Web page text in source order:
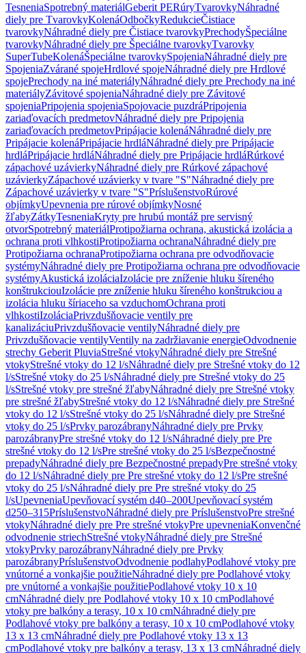
TesneniaSpotrebný materiálGeberit PERúryTvarovkyNáhradné
diely pre TvarovkyKolenáOdbočkyRedukcieČistiace
tvarovkyNáhradné diely pre Čistiace tvarovkyPrechodyŠpeciálne
tvarovkyNáhradné diely pre Špeciálne tvarovkyTvarovky
SuperTubeKolenáŠpeciálne tvarovkySpojeniaNáhradné diely pre
SpojeniaZvárané spojeHrdlové spojeNáhradné diely pre Hrdlové
spojePrechody na iné materiályNáhradné diely pre Prechody na iné
materiályZávitové spojeniaNáhradné diely pre Závitové
spojeniaPripojenia spojeniaSpojovacie puzdráPripojenia
zariaďovacích predmetovNáhradné diely pre Pripojenia
zariaďovacích predmetovPripájacie kolenáNáhradné diely pre
Pripájacie kolenáPripájacie hrdláNáhradné diely pre Pripájacie
hrdláPripájacie hrdláNáhradné diely pre Pripájacie hrdláRúrkové
zápachové uzávierkyNáhradné diely pre Rúrkové zápachové
uzávierkyZápachové uzávierky v tvare "S"Náhradné diely pre
Zápachové uzávierky v tvare "S"PríslušenstvoRúrové
objímkyUpevnenia pre rúrové objímkyNosné
žľabyZátkyTesneniaKryty pre hrubú montáž pre servisný
otvorSpotrebný materiálProtipožiarna ochrana, akustická izolácia a
ochrana proti vlhkostiProtipožiarna ochranaNáhradné diely pre
Protipožiarna ochranaProtipožiarna ochrana pre odvodňovacie
systémyNáhradné diely pre Protipožiarna ochrana pre odvodňovacie
systémyAkustická izoláciaIzolácie pre zníženie hluku šíreného
konštrukciouIzolácie pre zníženie hluku šíreného konštrukciou a
izolácia hluku šíriaceho sa vzduchomOchrana proti
vlhkostiIzoláciaPrivzdušňovacie ventily pre
kanalizáciuPrivzdušňovacie ventilyNáhradné diely pre
Privzdušňovacie ventilyVentily na zadržiavanie energieOdvodnenie
strechy Geberit PluviaStrešné vtokyNáhradné diely pre Strešné
vtokyStrešné vtoky do 12 l/sNáhradné diely pre Strešné vtoky do 12
l/sStrešné vtoky do 25 l/sNáhradné diely pre Strešné vtoky do 25
l/sStrešné vtoky pre strešné žľabyNáhradné diely pre Strešné vtoky
pre strešné žľabyStrešné vtoky do 12 l/sNáhradné diely pre Strešné
vtoky do 12 l/sStrešné vtoky do 25 l/sNáhradné diely pre Strešné
vtoky do 25 l/sPrvky parozábranyNáhradné diely pre Prvky
parozábranyPre strešné vtoky do 12 l/sNáhradné diely pre Pre
strešné vtoky do 12 l/sPre strešné vtoky do 25 l/sBezpečnostné
prepadyNáhradné diely pre Bezpečnostné prepadyPre strešné vtoky
do 12 l/sNáhradné diely pre Pre strešné vtoky do 12 l/sPre strešné
vtoky do 25 l/sNáhradné diely pre Pre strešné vtoky do 25
l/sUpevneniaUpevňovací systém d40–200Upevňovací systém
d250–315PríslušenstvoNáhradné diely pre PríslušenstvoPre strešné
vtokyNáhradné diely pre Pre strešné vtokyPre upevneniaKonvenčné
odvodnenie striechStrešné vtokyNáhradné diely pre Strešné
vtokyPrvky parozábranyNáhradné diely pre Prvky
parozábranyPríslušenstvoOdvodnenie podlahyPodlahové vtoky pre
vnútorné a vonkajšie použitieNáhradné diely pre Podlahové vtoky
pre vnútorné a vonkajšie použitiePodlahové vtoky 10 x 10
cmNáhradné diely pre Podlahové vtoky 10 x 10 cmPodlahové
vtoky pre balkóny a terasy, 10 x 10 cmNáhradné diely pre
Podlahové vtoky pre balkóny a terasy, 10 x 10 cmPodlahové vtoky
13 x 13 cmNáhradné diely pre Podlahové vtoky 13 x 13
cmPodlahové vtoky pre balkóny a terasy, 13 x 13 cmNáhradné diely